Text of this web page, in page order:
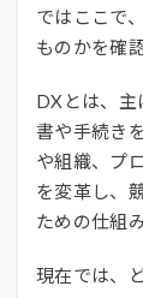
ではここで
ものかを確
DXとは、主
書や手続き
や組織、プ
を変革し、
ための仕組
現在では、